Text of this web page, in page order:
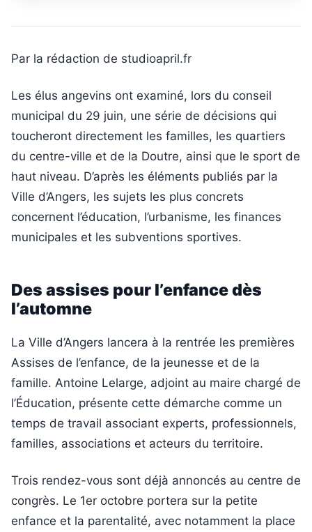
Par la rédaction de studioapril.fr
Les élus angevins ont examiné, lors du conseil
municipal du 29 juin, une série de décisions qui
toucheront directement les familles, les quartiers
du centre-ville et de la Doutre, ainsi que le sport de
haut niveau. D’après les éléments publiés par la
Ville d’Angers, les sujets les plus concrets
concernent l’éducation, l’urbanisme, les finances
municipales et les subventions sportives.
Des assises pour l’enfance dès
l’automne
La Ville d’Angers lancera à la rentrée les premières
Assises de l’enfance, de la jeunesse et de la
famille. Antoine Lelarge, adjoint au maire chargé de
l’Éducation, présente cette démarche comme un
temps de travail associant experts, professionnels,
familles, associations et acteurs du territoire.
Trois rendez-vous sont déjà annoncés au centre de
congrès. Le 1er octobre portera sur la petite
enfance et la parentalité, avec notamment la place